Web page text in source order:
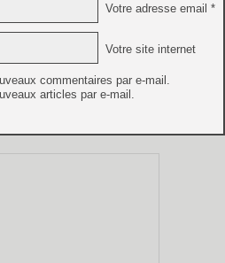
Votre adresse email *
Votre site internet
commentaires par e-mail.
articles par e-mail.